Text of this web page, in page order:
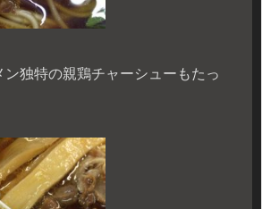
ン独特の親鶏チャーシューもたっ